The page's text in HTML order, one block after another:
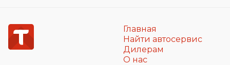
Главная
Найти автосервис
Дилерам
О нас